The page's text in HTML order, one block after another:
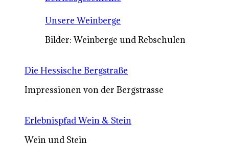
Unsere Weinberge
Bilder: Weinberge und Rebschulen
Die Hessische Bergstraße
Impressionen von der Bergstrasse
Erlebnispfad Wein & Stein
Wein und Stein